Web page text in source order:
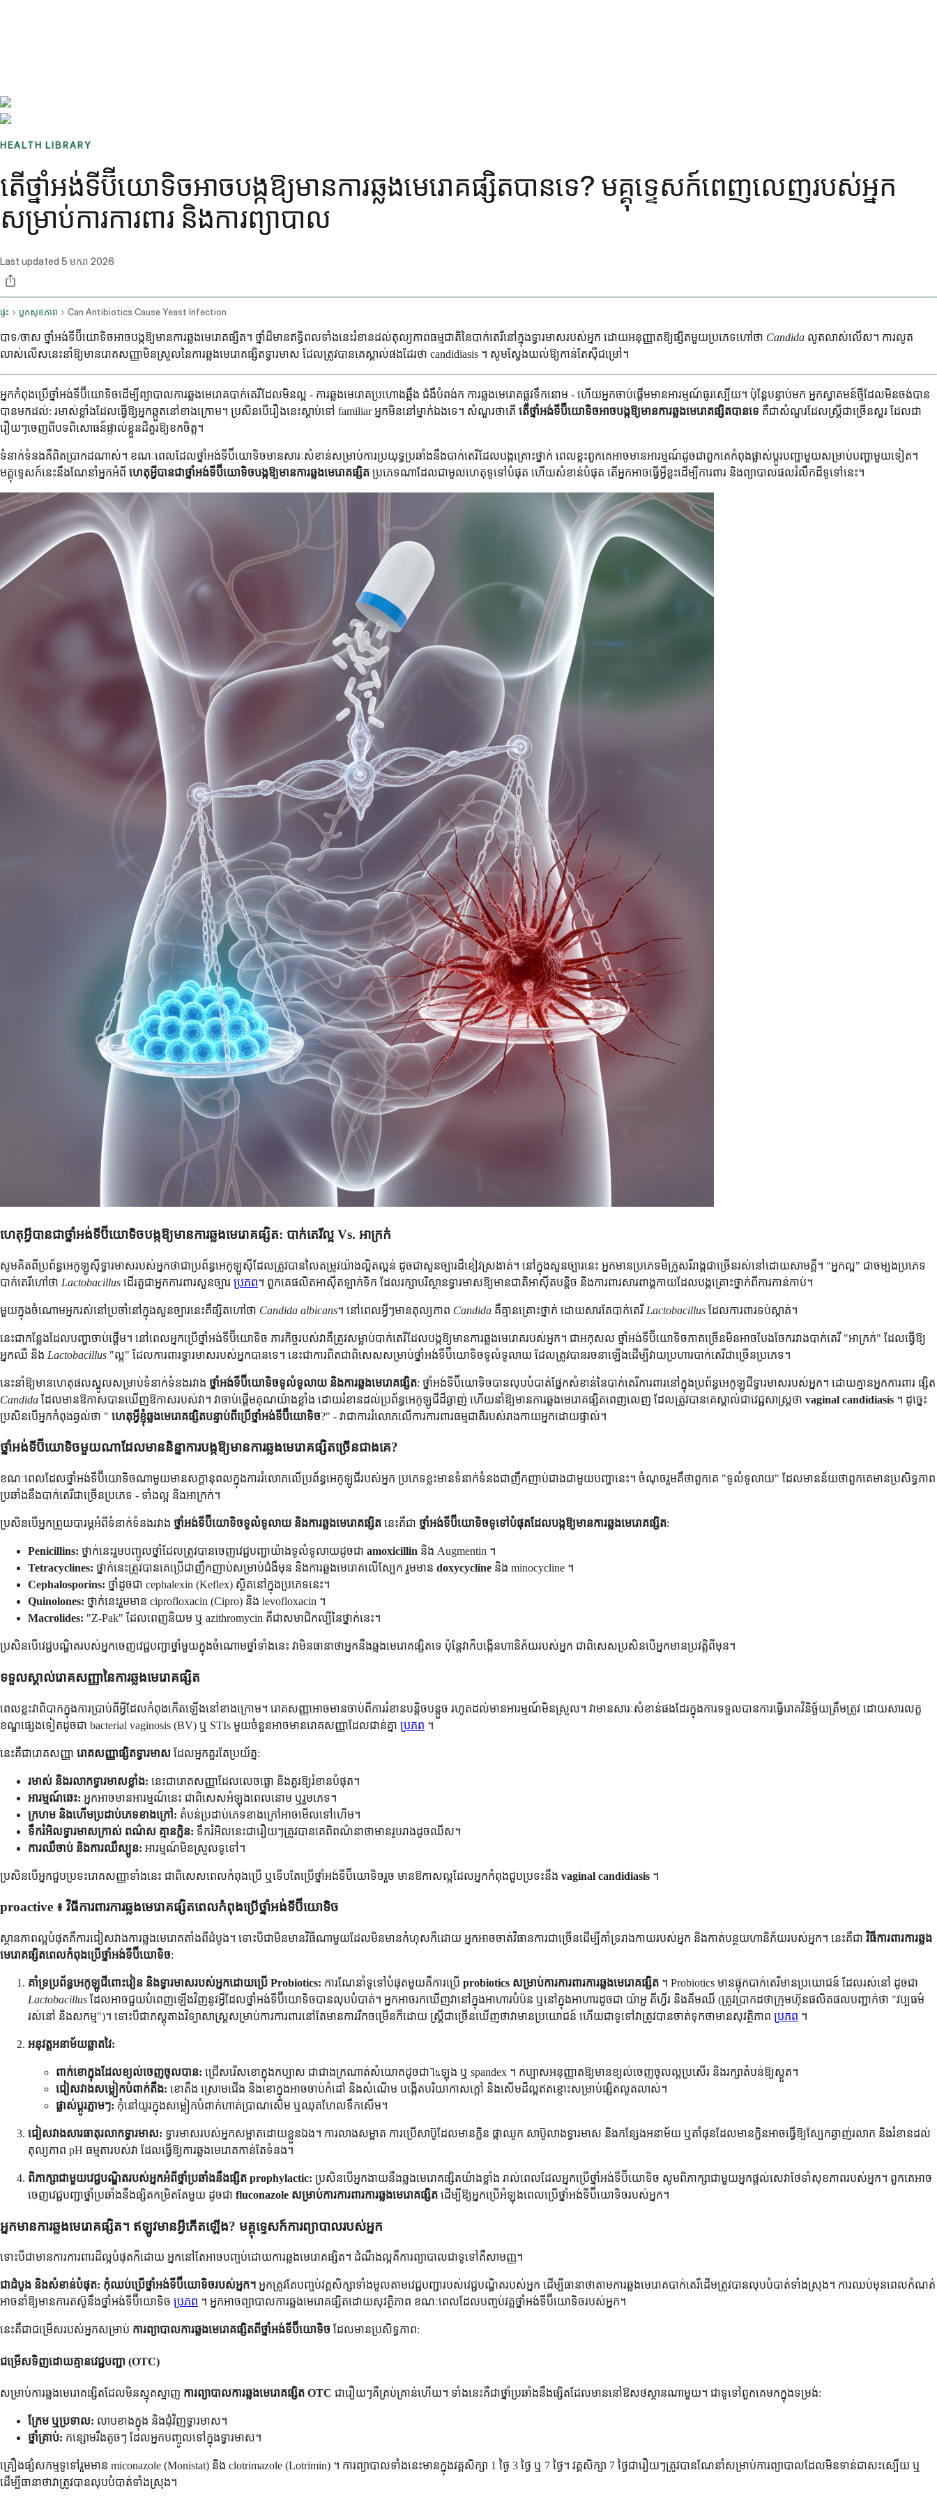
HEALTH LIBRARY
តើថ្នាំអង់ទីប៊ីយោទិចអាចបង្កឱ្យមានការឆ្លងមេរោគផ្សិតបានទេ? មគ្គុទ្ទេសក៍ពេញលេញរបស់អ្នក
សម្រាប់ការការពារ និងការព្យាបាល
Last updated 5 មករា 2026
ផ្ទះ ប្លុកសុខភាព Can Antibiotics Cause Yeast Infection
បាទ/ចាស ថ្នាំអង់ទីប៊ីយោទិចអាចបង្កឱ្យមានការឆ្លងមេរោគផ្សិត។ ថ្នាំដ៏មានឥទ្ធិពលទាំងនេះរំខានដល់តុល្យភាពធម្មជាតិនៃបាក់តេរីនៅក្នុងទ្វារមាសរបស់អ្នក ដោយអនុញ្ញាតឱ្យផ្សិតមួយប្រភេទហៅថា Candida លូតលាស់លើស។ ការលូត
លាស់លើសនេះនាំឱ្យមានរោគសញ្ញាមិនស្រួលនៃការឆ្លងមេរោគផ្សិតទ្វារមាស ដែលត្រូវបានគេស្គាល់ផងដែរថា candidiasis ។ សូមស្វែងយល់ឱ្យកាន់តែស៊ីជម្រៅ។
អ្នកកំពុងប្រើថ្នាំអង់ទីប៊ីយោទិចដើម្បីព្យាបាលការឆ្លងមេរោគបាក់តេរីដែលមិនល្អ - ការឆ្លងមេរោគប្រហោងឆ្អឹង ជំងឺបំពង់ក ការឆ្លងមេរោគផ្លូវទឹកនោម - ហើយអ្នកចាប់ផ្តើមមានអារម្មណ៍ធូរស្បើយ។ ប៉ុន្តែបន្ទាប់មក អ្នកស្វាគមន៍ថ្មីដែលមិនចង់បាន
បានមកដល់: រមាស់ខ្លាំងដែលធ្វើឱ្យអ្នកឆ្កួតនៅខាងក្រោម។ ប្រសិនបើរឿងនេះស្តាប់ទៅ familiar អ្នកមិននៅម្នាក់ឯងទេ។ សំណួរថាតើ តើថ្នាំអង់ទីប៊ីយោទិចអាចបង្កឱ្យមានការឆ្លងមេរោគផ្សិតបានទេ គឺជាសំណួរដែលស្ត្រីជាច្រើនសួរ ដែលជា
រឿយៗចេញពីបទពិសោធន៍ផ្ទាល់ខ្លួនដ៏គួរឱ្យខកចិត្ត។
ទំនាក់ទំនងគឺពិតប្រាកដណាស់។ ខណៈពេលដែលថ្នាំអង់ទីប៊ីយោទិចមានសារៈសំខាន់សម្រាប់ការប្រយុទ្ធប្រឆាំងនឹងបាក់តេរីដែលបង្កគ្រោះថ្នាក់ ពេលខ្លះពួកគេអាចមានអារម្មណ៍ដូចជាពួកគេកំពុងផ្លាស់ប្តូរបញ្ហាមួយសម្រាប់បញ្ហាមួយទៀត។
មគ្គុទ្ទេសក៍នេះនឹងណែនាំអ្នកអំពី ហេតុអ្វីបានជាថ្នាំអង់ទីប៊ីយោទិចបង្កឱ្យមានការឆ្លងមេរោគផ្សិត ប្រភេទណាដែលជាមូលហេតុទូទៅបំផុត ហើយសំខាន់បំផុត តើអ្នកអាចធ្វើអ្វីខ្លះដើម្បីការពារ និងព្យាបាលផលរំលឹកដ៏ទូទៅនេះ។
ហេតុអ្វីបានជាថ្នាំអង់ទីប៊ីយោទិចបង្កឱ្យមានការឆ្លងមេរោគផ្សិត: បាក់តេរីល្អ Vs. អាក្រក់
សូមគិតពីប្រព័ន្ធអេកូឡូស៊ីទ្វារមាសរបស់អ្នកថាជាប្រព័ន្ធអេកូឡូស៊ីដែលត្រូវបានលៃតម្រូវយ៉ាងល្អិតល្អន់ ដូចជាសួនច្បារដ៏ខៀវស្រងាត់។ នៅក្នុងសួនច្បារនេះ អ្នកមានប្រភេទមីក្រូសរីរាង្គជាច្រើនរស់នៅដោយសាមគ្គី។ "អ្នកល្អ" ជាចម្បងប្រភេទ
បាក់តេរីហៅថា Lactobacillus ដើរតួជាអ្នកការពារសួនច្បារ ប្រភព។ ពួកគេផលិតអាស៊ីតឡាក់ទិក ដែលរក្សាបរិស្ថានទ្វារមាសឱ្យមានជាតិអាស៊ីតបន្តិច និងការពារសារពាង្គកាយដែលបង្កគ្រោះថ្នាក់ពីការកាន់កាប់។
មួយក្នុងចំណោមអ្នករស់នៅប្រចាំនៅក្នុងសួនច្បារនេះគឺផ្សិតហៅថា Candida albicans។ នៅពេលអ្វីៗមានតុល្យភាព Candida គឺគ្មានគ្រោះថ្នាក់ ដោយសារតែបាក់តេរី Lactobacillus ដែលការពារទប់ស្កាត់។
នេះជាកន្លែងដែលបញ្ហាចាប់ផ្តើម។ នៅពេលអ្នកប្រើថ្នាំអង់ទីប៊ីយោទិច ភារកិច្ចរបស់វាគឺត្រូវសម្លាប់បាក់តេរីដែលបង្កឱ្យមានការឆ្លងមេរោគរបស់អ្នក។ ជាអកុសល ថ្នាំអង់ទីប៊ីយោទិចភាគច្រើនមិនអាចបែងចែករវាងបាក់តេរី "អាក្រក់" ដែលធ្វើឱ្យ
អ្នកឈឺ និង Lactobacillus "ល្អ" ដែលការពារទ្វារមាសរបស់អ្នកបានទេ។ នេះជាការពិតជាពិសេសសម្រាប់ថ្នាំអង់ទីប៊ីយោទិចទូលំទូលាយ ដែលត្រូវបានរចនាឡើងដើម្បីវាយប្រហារបាក់តេរីជាច្រើនប្រភេទ។
នេះនាំឱ្យមានហេតុផលស្នូលសម្រាប់ទំនាក់ទំនងរវាង ថ្នាំអង់ទីប៊ីយោទិចទូលំទូលាយ និងការឆ្លងមេរោគផ្សិត: ថ្នាំអង់ទីប៊ីយោទិចបានលុបបំបាត់ផ្នែកសំខាន់នៃបាក់តេរីការពារនៅក្នុងប្រព័ន្ធអេកូឡូជីទ្វារមាសរបស់អ្នក។ ដោយគ្មានអ្នកការពារ ផ្សិត
Candida ដែលមានឱកាសបានឃើញឱកាសរបស់វា។ វាចាប់ផ្តើមគុណយ៉ាងខ្លាំង ដោយរំខានដល់ប្រព័ន្ធអេកូឡូជីដ៏ឆ្ងាញ់ ហើយនាំឱ្យមានការឆ្លងមេរោគផ្សិតពេញលេញ ដែលត្រូវបានគេស្គាល់ជាវេជ្ជសាស្ត្រថា vaginal candidiasis ។ ដូច្នេះ
ប្រសិនបើអ្នកកំពុងឆ្ងល់ថា " ហេតុអ្វីខ្ញុំឆ្លងមេរោគផ្សិតបន្ទាប់ពីប្រើថ្នាំអង់ទីប៊ីយោទិច?" - វាជាការរំលោភលើការការពារធម្មជាតិរបស់រាងកាយអ្នកដោយផ្ទាល់។
ថ្នាំអង់ទីប៊ីយោទិចមួយណាដែលមាននិន្នាការបង្កឱ្យមានការឆ្លងមេរោគផ្សិតច្រើនជាងគេ?
ខណៈពេលដែលថ្នាំអង់ទីប៊ីយោទិចណាមួយមានសក្តានុពលក្នុងការរំលោភលើប្រព័ន្ធអេកូឡូជីរបស់អ្នក ប្រភេទខ្លះមានទំនាក់ទំនងជាញឹកញាប់ជាងជាមួយបញ្ហានេះ។ ចំណុចរួមគឺថាពួកគេ "ទូលំទូលាយ" ដែលមានន័យថាពួកគេមានប្រសិទ្ធភាព
ប្រឆាំងនឹងបាក់តេរីជាច្រើនប្រភេទ - ទាំងល្អ និងអាក្រក់។
ប្រសិនបើអ្នកព្រួយបារម្ភអំពីទំនាក់ទំនងរវាង ថ្នាំអង់ទីប៊ីយោទិចទូលំទូលាយ និងការឆ្លងមេរោគផ្សិត នេះគឺជា ថ្នាំអង់ទីប៊ីយោទិចទូទៅបំផុតដែលបង្កឱ្យមានការឆ្លងមេរោគផ្សិត:
Penicillins: ថ្នាក់នេះរួមបញ្ចូលថ្នាំដែលត្រូវបានចេញវេជ្ជបញ្ជាយ៉ាងទូលំទូលាយដូចជា amoxicillin និង Augmentin ។
Tetracyclines: ថ្នាក់នេះត្រូវបានគេប្រើជាញឹកញាប់សម្រាប់ជំងឺមុន និងការឆ្លងមេរោគលើស្បែក រួមមាន doxycycline និង minocycline ។
Cephalosporins: ថ្នាំដូចជា cephalexin (Keflex) ស្ថិតនៅក្នុងប្រភេទនេះ។
Quinolones: ថ្នាក់នេះរួមមាន ciprofloxacin (Cipro) និង levofloxacin ។
Macrolides: "Z-Pak" ដែលពេញនិយម ឬ azithromycin គឺជាសមាជិកល្បីនៃថ្នាក់នេះ។
ប្រសិនបើវេជ្ជបណ្ឌិតរបស់អ្នកចេញវេជ្ជបញ្ជាថ្នាំមួយក្នុងចំណោមថ្នាំទាំងនេះ វាមិនធានាថាអ្នកនឹងឆ្លងមេរោគផ្សិតទេ ប៉ុន្តែវាក៏បង្កើនហានិភ័យរបស់អ្នក ជាពិសេសប្រសិនបើអ្នកមានប្រវត្តិពីមុន។
ទទួលស្គាល់រោគសញ្ញានៃការឆ្លងមេរោគផ្សិត
ពេលខ្លះវាពិបាកក្នុងការប្រាប់ពីអ្វីដែលកំពុងកើតឡើងនៅខាងក្រោម។ រោគសញ្ញាអាចមានចាប់ពីការរំខានបន្តិចបន្តួច រហូតដល់មានអារម្មណ៍មិនស្រួល។ វាមានសារៈសំខាន់ផងដែរក្នុងការទទួលបានការធ្វើរោគវិនិច្ឆ័យត្រឹមត្រូវ ដោយសារលក្ខ
ខណ្ឌផ្សេងទៀតដូចជា bacterial vaginosis (BV) ឬ STIs មួយចំនួនអាចមានរោគសញ្ញាដែលជាន់គ្នា ប្រភព ។
នេះគឺជារោគសញ្ញា រោគសញ្ញាផ្សិតទ្វារមាស ដែលអ្នកគួរតែប្រយ័ត្ន:
រមាស់ និងរលាកទ្វារមាសខ្លាំង: នេះជារោគសញ្ញាដែលលេចធ្លោ និងគួរឱ្យរំខានបំផុត។
អារម្មណ៍ឆេះ: អ្នកអាចមានអារម្មណ៍នេះ ជាពិសេសអំឡុងពេលនោម ឬរួមភេទ។
ក្រហម និងហើមប្រដាប់ភេទខាងក្រៅ: តំបន់ប្រដាប់ភេទខាងក្រៅអាចមើលទៅហើម។
ទឹករំអិលទ្វារមាសក្រាស់ ពណ៌ស គ្មានក្លិន: ទឹករំអិលនេះជារឿយៗត្រូវបានគេពិពណ៌នាថាមានរូបរាងដូចឈីស។
ការឈឺចាប់ និងការឈឺស្បូន: អារម្មណ៍មិនស្រួលទូទៅ។
ប្រសិនបើអ្នកជួបប្រទះរោគសញ្ញាទាំងនេះ ជាពិសេសពេលកំពុងប្រើ ឬទើបតែប្រើថ្នាំអង់ទីប៊ីយោទិចរួច មានឱកាសល្អដែលអ្នកកំពុងជួបប្រទះនឹង vaginal candidiasis ។
proactive ៖ វិធីការពារការឆ្លងមេរោគផ្សិតពេលកំពុងប្រើថ្នាំអង់ទីប៊ីយោទិច
ស្ថានភាពល្អបំផុតគឺការជៀសវាងការឆ្លងមេរោគតាំងពីដំបូង។ ទោះបីជាមិនមានវិធីណាមួយដែលមិនមានកំហុសក៏ដោយ អ្នកអាចចាត់វិធានការជាច្រើនដើម្បីគាំទ្ររាងកាយរបស់អ្នក និងកាត់បន្ថយហានិភ័យរបស់អ្នក។ នេះគឺជា វិធីការពារការឆ្លង
មេរោគផ្សិតពេលកំពុងប្រើថ្នាំអង់ទីប៊ីយោទិច:
គាំទ្រប្រព័ន្ធអេកូឡូជីពោះវៀន និងទ្វារមាសរបស់អ្នកដោយប្រើ Probiotics: ការណែនាំទូទៅបំផុតមួយគឺការប្រើ probiotics សម្រាប់ការការពារការឆ្លងមេរោគផ្សិត ។ Probiotics មានផ្ទុកបាក់តេរីមានប្រយោជន៍ ដែលរស់នៅ ដូចជា
Lactobacillus ដែលអាចជួយបំពេញឡើងវិញនូវអ្វីដែលថ្នាំអង់ទីប៊ីយោទិចបានលុបបំបាត់។ អ្នកអាចរកឃើញវានៅក្នុងអាហារបំប៉ន ឬនៅក្នុងអាហារដូចជា យ៉ាអួ គីហ្វីរ និងគីមឈី (ត្រូវប្រាកដថាក្រុមហ៊ុនផលិតផលបញ្ជាក់ថា "វប្បធម៌
រស់នៅ និងសកម្ម")។ ទោះបីជាភស្តុតាងវិទ្យាសាស្ត្រសម្រាប់ការការពារនៅតែមានការរីកចម្រើនក៏ដោយ ស្ត្រីជាច្រើនឃើញថាវាមានប្រយោជន៍ ហើយជាទូទៅវាត្រូវបានចាត់ទុកថាមានសុវត្ថិភាព ប្រភព ។
អនុវត្តអនាម័យឆ្លាតវៃ:
ពាក់ខោក្នុងដែលខ្យល់ចេញចូលបាន: ជ្រើសរើសខោក្នុងកប្បាស ជាជាងក្រណាត់សំយោគដូចជាไนឡុង ឬ spandex ។ កប្បាសអនុញ្ញាតឱ្យមានខ្យល់ចេញចូលល្អប្រសើរ និងរក្សាតំបន់ឱ្យស្ងួត។
ជៀសវាងសម្លៀកបំពាក់តឹង: ខោតឹង ស្រោមជើង និងខោក្នុងអាចចាប់កំដៅ និងសំណើម បង្កើតបរិយាកាសក្តៅ និងសើមដ៏ល្អឥតខ្ចោះសម្រាប់ផ្សិតលូតលាស់។
ផ្លាស់ប្តូរភ្លាមៗ: កុំនៅយូរក្នុងសម្លៀកបំពាក់ហាត់ប្រាណសើម ឬឈុតហែលទឹកសើម។
ជៀសវាងសារធាតុរលាកទ្វារមាស: ទ្វារមាសរបស់អ្នកសម្អាតដោយខ្លួនឯង។ ការលាងសម្អាត ការប្រើសាប៊ូដែលមានក្លិន ផ្កាឈូក សាប៊ូលាងទ្វារមាស និងកន្សែងអនាម័យ ឬតាំផុនដែលមានក្លិនអាចធ្វើឱ្យស្បែកឆ្ងាញ់រលាក និងរំខានដល់
តុល្យភាព pH ធម្មតារបស់វា ដែលធ្វើឱ្យការឆ្លងមេរោគកាន់តែទំនង។
ពិភាក្សាជាមួយវេជ្ជបណ្ឌិតរបស់អ្នកអំពីថ្នាំប្រឆាំងនឹងផ្សិត prophylactic: ប្រសិនបើអ្នកងាយនឹងឆ្លងមេរោគផ្សិតយ៉ាងខ្លាំង រាល់ពេលដែលអ្នកប្រើថ្នាំអង់ទីប៊ីយោទិច សូមពិភាក្សាជាមួយអ្នកផ្តល់សេវាថែទាំសុខភាពរបស់អ្នក។ ពួកគេអាច
ចេញវេជ្ជបញ្ជាថ្នាំប្រឆាំងនឹងផ្សិតកម្រិតតែមួយ ដូចជា fluconazole សម្រាប់ការការពារការឆ្លងមេរោគផ្សិត ដើម្បីឱ្យអ្នកប្រើអំឡុងពេលប្រើថ្នាំអង់ទីប៊ីយោទិចរបស់អ្នក។
អ្នកមានការឆ្លងមេរោគផ្សិត។ ឥឡូវមានអ្វីកើតឡើង? មគ្គុទ្ទេសក៍ការព្យាបាលរបស់អ្នក
ទោះបីជាមានការការពារដ៏ល្អបំផុតក៏ដោយ អ្នកនៅតែអាចបញ្ចប់ដោយការឆ្លងមេរោគផ្សិត។ ដំណឹងល្អគឺការព្យាបាលជាទូទៅគឺសាមញ្ញ។
ជាដំបូង និងសំខាន់បំផុត: កុំឈប់ប្រើថ្នាំអង់ទីប៊ីយោទិចរបស់អ្នក។ អ្នកត្រូវតែបញ្ចប់វគ្គសិក្សាទាំងមូលតាមវេជ្ជបញ្ជារបស់វេជ្ជបណ្ឌិតរបស់អ្នក ដើម្បីធានាថាតាមការឆ្លងមេរោគបាក់តេរីដើមត្រូវបានលុបបំបាត់ទាំងស្រុង។ ការឈប់មុនពេលកំណត់
អាចនាំឱ្យមានការតស៊ូនឹងថ្នាំអង់ទីប៊ីយោទិច ប្រភព ។ អ្នកអាចព្យាបាលការឆ្លងមេរោគផ្សិតដោយសុវត្ថិភាព ខណៈពេលដែលបញ្ចប់វគ្គថ្នាំអង់ទីប៊ីយោទិចរបស់អ្នក។
នេះគឺជាជម្រើសរបស់អ្នកសម្រាប់ ការព្យាបាលការឆ្លងមេរោគផ្សិតពីថ្នាំអង់ទីប៊ីយោទិច ដែលមានប្រសិទ្ធភាព:
ជម្រើសទិញដោយគ្មានវេជ្ជបញ្ជា (OTC)
សម្រាប់ការឆ្លងមេរោគផ្សិតដែលមិនស្មុគស្មាញ ការព្យាបាលការឆ្លងមេរោគផ្សិត OTC ជារឿយៗគឺគ្រប់គ្រាន់ហើយ។ ទាំងនេះគឺជាថ្នាំប្រឆាំងនឹងផ្សិតដែលមាននៅឱសថស្ថានណាមួយ។ ជាទូទៅពួកគេមកក្នុងទម្រង់:
ក្រែម ឬប្រទាល: លាបខាងក្នុង និងជុំវិញទ្វារមាស។
ថ្នាំគ្រាប់: កន្សោមរឹងតូចៗ ដែលអ្នកបញ្ចូលទៅក្នុងទ្វារមាស។
គ្រឿងផ្សំសកម្មទូទៅរួមមាន miconazole (Monistat) និង clotrimazole (Lotrimin) ។ ការព្យាបាលទាំងនេះមានក្នុងវគ្គសិក្សា 1 ថ្ងៃ 3 ថ្ងៃ ឬ 7 ថ្ងៃ។ វគ្គសិក្សា 7 ថ្ងៃជារឿយៗត្រូវបានណែនាំសម្រាប់ការព្យាបាលដែលមិនទាន់ជាសះស្បើយ ឬ
ដើម្បីធានាថាវាត្រូវបានលុបបំបាត់ទាំងស្រុង។